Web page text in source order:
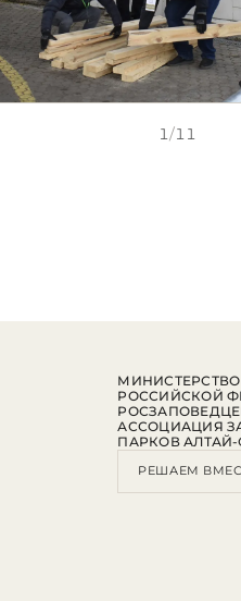
1/11
РОССИЙСКОЙ
АССОЦИАЦИЯ
ПАРКОВ
РЕШАЕМ